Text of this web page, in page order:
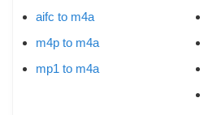
aifc to m4a
m4p to m4a
mp1 to m4a